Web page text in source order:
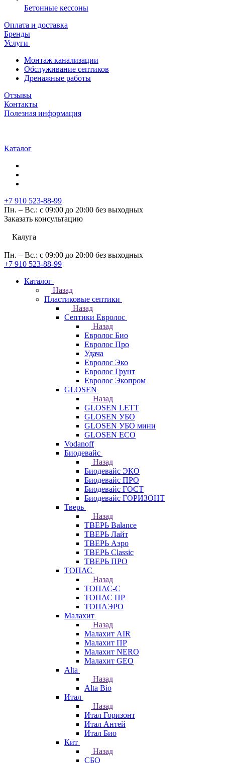
Бетонные кессоны
Оплата и доставка
Бренды
Услуги
Монтаж канализации
Обслуживание септиков
Дренажные работы
Отзывы
Контакты
Полезная информация
Каталог
+7 910 523-88-99
Пн. – Вс.: с 09:00 до 20:00 без выходных
Заказать консультацию
Калуга
Пн. – Вс.: с 09:00 до 20:00 без выходных
+7 910 523-88-99
Каталог
Назад
Пластиковые септики
Назад
Септики Евролос
Назад
Евролос Био
Евролос Про
Удача
Евролос Эко
Евролос Грунт
Евролос Экопром
GLOSEN
Назад
GLOSEN LETT
GLOSEN УБО
GLOSEN УБО мини
GLOSEN ECO
Vodanoff
Биодевайс
Назад
Биодевайс ЭКО
Биодевайс ПРО
Биодевайс ГОСТ
Биодевайс ГОРИЗОНТ
Тверь
Назад
ТВЕРЬ Balance
ТВЕРЬ Лайт
ТВЕРЬ Аэро
ТВЕРЬ Classic
ТВЕРЬ ПРО
ТОПАС
Назад
ТОПАС-С
ТОПАС ПР
ТОПАЭРО
Малахит
Назад
Малахит AIR
Малахит ПР
Малахит NERO
Малахит GEO
Alta
Назад
Alta Bio
Итал
Назад
Итал Горизонт
Итал Антей
Итал Био
Кит
Назад
СБО